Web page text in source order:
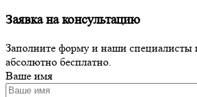
Заявка на консультацию
Заполните форму и наши специалисты
абсолютно бесплатно.
Ваше имя